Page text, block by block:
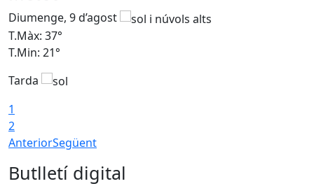
Diumenge, 9 d’agost
T.Màx: 37°
T.Min: 21°
Tarda
1
2
AnteriorSegüent
Butlletí digital